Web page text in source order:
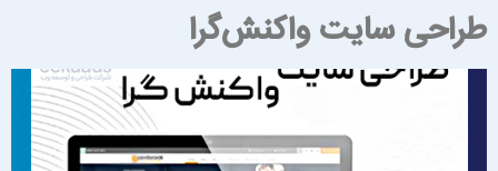
طراحی سایت واکنش‌گرا